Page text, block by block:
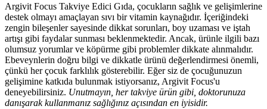
Argivit Focus Takviye Edici Gıda, çocukların sağlık ve gelişimlerine
destek olmayı amaçlayan sıvı bir vitamin kaynağıdır. İçeriğindeki
zengin bileşenler sayesinde dikkat sorunları, boy uzaması ve iştah
artışı gibi faydalar sunması beklenmektedir. Ancak, ürünle ilgili bazı
olumsuz yorumlar ve köpürme gibi problemler dikkate alınmalıdır.
Ebeveynlerin doğru bilgi ve dikkatle ürünü değerlendirmesi önemli,
çünkü her çocuk farklılık gösterebilir. Eğer siz de çocuğunuzun
gelişimine katkıda bulunmak istiyorsanız, Argivit Focus'u
deneyebilirsiniz. Unutmayın, her takviye ürün gibi, doktorunuza
danışarak kullanmanız sağlığınız açısından en iyisidir.